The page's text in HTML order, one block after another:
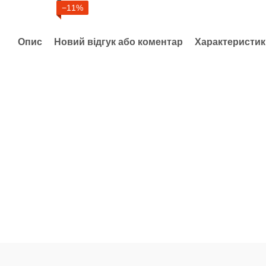
−11%
Опис Новий відгук або коментар